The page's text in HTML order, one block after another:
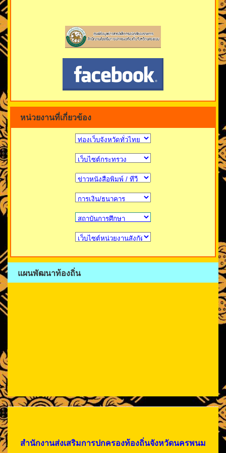
หน่วยงานที่เกี่ยวข้อง
แผนพัฒนาท้องถิ่น
สำนักงานส่งเสริมการปกครองท้องถิ่นจังหวัดนครพนม